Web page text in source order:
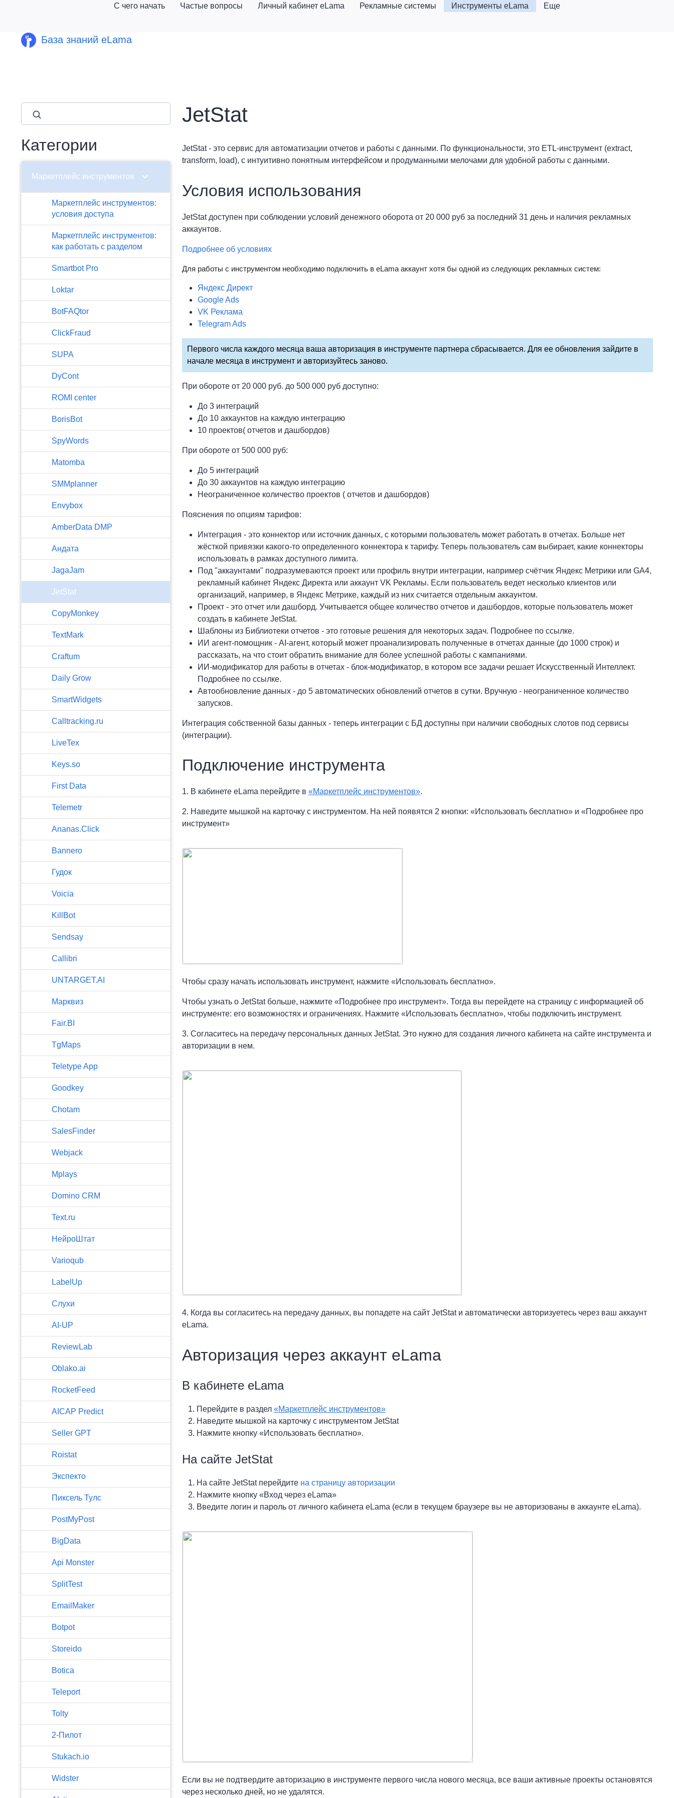
База знаний eLama
С чего начать Частые вопросы Личный кабинет eLama Рекламные системы Инструменты eLama Еще
Категории
Маркетплейс инструментов chevron_right
Маркетплейс инструментов:
условия доступа
Маркетплейс инструментов:
как работать с разделом
Smartbot Pro
Loktar
BotFAQtor
​ClickFraud
SUPA
DyCont
ROMI center
BorisBot
SpyWords
Matomba
SMMplanner
Envybox
AmberData DMP
Андата
JagaJam
JetStat
CopyMonkey
TextMark
Craftum
​Daily Grow
SmartWidgets
Calltracking.ru
LiveTex
Keys.so
First Data
Telemetr
Ananas.Click
Bannero
Гудок
Voicia
KillBot
Sendsay
Callibri
UNTARGET.AI
Марквиз
Fair.BI
TgMaps
Teletype App
Goodkey
Chotam
SalesFinder
Webjack
Mplays
Domino CRM
Text.ru
НейроШтат
Varioqub
LabelUp
Слухи
AI-UP
ReviewLab
Oblako.ai
RocketFeed
AICAP Predict
Seller GPT
Roistat
Экспекто
Пиксель Тулс
PostMyPost
BigData
Api Monster
SplitTest
EmailMaker
Botpot
Storeido
Botica
Teleport
Tolty
2-Пилот
Stukach.io
Widster
JetStat
JetStat - это сервис для автоматизации отчетов и работы с данными. По функциональности, это ETL-инструмент (extract,
transform, load), с интуитивно понятным интерфейсом и продуманными мелочами для удобной работы с данными.
Условия использования
JetStat доступен при соблюдении условий денежного оборота от 20 000 руб за последний 31 день и наличия рекламных
аккаунтов.
Подробнее об условиях
Для работы с инструментом необходимо подключить в eLama аккаунт хотя бы одной из следующих рекламных систем:
Яндекс Директ
Google Ads
VK Реклама
Telegram Ads
Первого числа каждого месяца ваша авторизация в инструменте партнера сбрасывается. Для ее обновления зайдите в
начале месяца в инструмент и авторизуйтесь заново.
При обороте от 20 000 руб. до 500 000 руб доступно:
До 3 интеграций
До 10 аккаунтов на каждую интеграцию
10 проектов( отчетов и дашбордов)
При обороте от 500 000 руб:
До 5 интеграций
До 30 аккаунтов на каждую интеграцию
Неограниченное количество проектов ( отчетов и дашбордов)
Пояснения по опциям тарифов:
Интеграция - это коннектор или источник данных, с которыми пользователь может работать в отчетах. Больше нет
жёсткой привязки какого-то определенного коннектора к тарифу. Теперь пользователь сам выбирает, какие коннекторы
использовать в рамках доступного лимита.
Под "аккаунтами" подразумеваются проект или профиль внутри интеграции, например счётчик Яндекс Метрики или GA4,
рекламный кабинет Яндекс Директа или аккаунт VK Рекламы. Если пользователь ведет несколько клиентов или
организаций, например, в Яндекс Метрике, каждый из них считается отдельным аккаунтом.
Проект - это отчет или дашборд. Учитывается общее количество отчетов и дашбордов, которые пользователь может
создать в кабинете JetStat.
Шаблоны из Библиотеки отчетов - это готовые решения для некоторых задач. Подробнее по ссылке.
ИИ агент-помощник - AI-агент, который может проанализировать полученные в отчетах данные (до 1000 строк) и
рассказать, на что стоит обратить внимание для более успешной работы с кампаниями.
ИИ-модификатор для работы в отчетах - блок-модификатор, в котором все задачи решает Искусственный Интеллект.
Подробнее по ссылке.
Автообновление данных - до 5 автоматических обновлений отчетов в сутки. Вручную - неограниченное количество
запусков.
Интеграция собственной базы данных - теперь интеграции с БД доступны при наличии свободных слотов под сервисы
(интеграции).
Подключение инструмента
1. В кабинете eLama перейдите в «Маркетплейс инструментов».
2. Наведите мышкой на карточку с инструментом. На ней появятся 2 кнопки: «Использовать бесплатно» и «Подробнее про
инструмент»
Чтобы сразу начать использовать инструмент, нажмите «Использовать бесплатно».
Чтобы узнать о JetStat больше, нажмите «Подробнее про инструмент». Тогда вы перейдете на страницу с информацией об
инструменте: его возможностях и ограничениях. Нажмите «Использовать бесплатно», чтобы подключить инструмент.
3. Согласитесь на передачу персональных данных JetStat. Это нужно для создания личного кабинета на сайте инструмента и
авторизации в нем.
4. Когда вы согласитесь на передачу данных, вы попадете на сайт JetStat и автоматически авторизуетесь через ваш аккаунт
eLama.
Авторизация через аккаунт eLama
В кабинете eLama
Перейдите в раздел «Маркетплейс инструментов»
Наведите мышкой на карточку с инструментом JetStat
Нажмите кнопку «Использовать бесплатно».
На сайте JetStat
На сайте JetStat перейдите на страницу авторизации
Нажмите кнопку «Вход через eLama»
Введите логин и пароль от личного кабинета eLama (если в текущем браузере вы не авторизованы в аккаунте eLama).
Если вы не подтвердите авторизацию в инструменте первого числа нового месяца, все ваши активные проекты остановятся
через несколько дней, но не удалятся.